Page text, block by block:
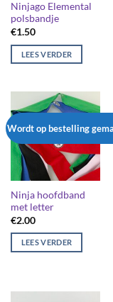
Ninjago Elemental
polsbandje
€1.50
LEES VERDER
Wordt op bestelling
Ninja hoofdband
met letter
€2.00
LEES VERDER